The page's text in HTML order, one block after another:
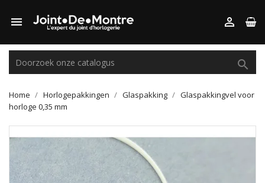
 

Home Horlogepakkingen Glaspakking
Glaspakkingvel voor
horloge 0,35 mm